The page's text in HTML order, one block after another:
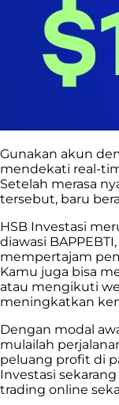
Gunakan akun
mendekati real-
Setelah merasa
tersebut, baru
HSB Investasi
diawasi
mempertajam
Kamu juga bisa
atau mengikuti
meningkatkan
Dengan modal
mulailah
peluang profit di
Investasi sekarang
trading online